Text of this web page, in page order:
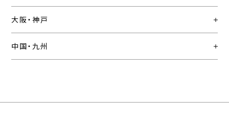
大阪・神戸
中国・九州